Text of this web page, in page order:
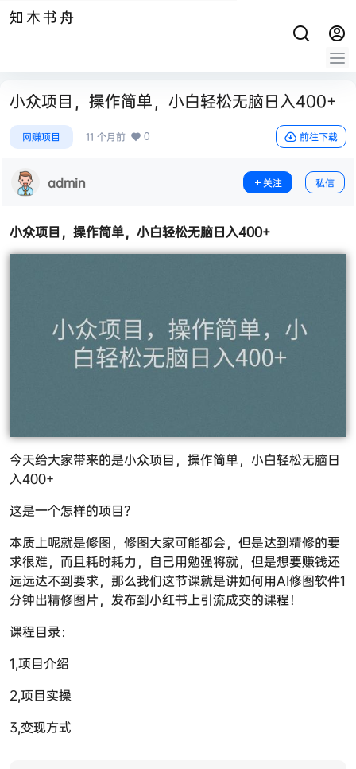
知木书舟
小众项目，操作简单，小白轻松无脑日入400+
网赚项目 11 个月前 0 前往下载
admin 关注 私信
小众项目，操作简单，小白轻松无脑日入400+
今天给大家带来的是小众项目，操作简单，小白轻松无脑日
入400+
这是一个怎样的项目？
本质上呢就是修图，修图大家可能都会，但是达到精修的要
求很难，而且耗时耗力，自己用勉强将就，但是想要赚钱还
远远达不到要求，那么我们这节课就是讲如何用AI修图软件1
分钟出精修图片，发布到小红书上引流成交的课程！
课程目录：
1,项目介绍
2,项目实操
3,变现方式